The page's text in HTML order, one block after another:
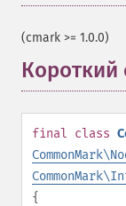
(cmark >= 1.0.0)
Короткий
final class
{